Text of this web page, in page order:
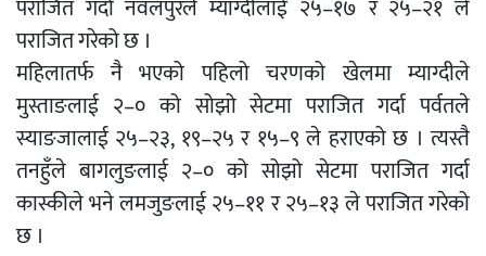
पराजित गर्दा नवलपुरले म्याग्दीलाई २५–१७ र २५–२१ ले
पराजित गरेको छ ।
महिलातर्फ नै भएको पहिलो चरणको खेलमा म्याग्दीले
मुस्ताङलाई २–० को सोझो सेटमा पराजित गर्दा पर्वतले
स्याङजालाई २५–२३, १९–२५ र १५–९ ले हराएको छ । त्यस्तै
तनहुँले बागलुङलाई २–० को सोझो सेटमा पराजित गर्दा
कास्कीले भने लमजुङलाई २५–११ र २५–१३ ले पराजित गरेको
छ ।